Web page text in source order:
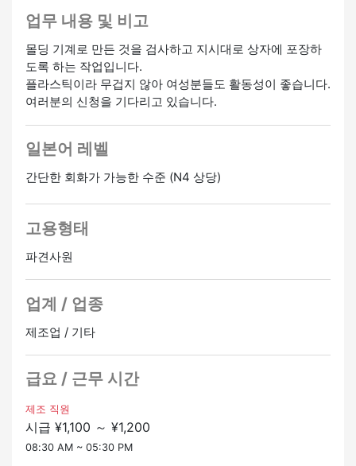
모든 것이 원하는대로 될 수는 없지만 협상이 가능합니다.
▼ 정시에 맞았든 오래 됐든...
라이프 스타일에 따라 정시 (8시간) 또는 초과근무 (최대 3
시간) 를 할 수 있습니다.
업무 내용 및 비고
몰딩 기계로 만든 것을 검사하고 지시대로 상자에 포장하
도록 하는 작업입니다.
플라스틱이라 무겁지 않아 여성분들도 활동성이 좋습니다.
여러분의 신청을 기다리고 있습니다.
일본어 레벨
간단한 회화가 가능한 수준 (N4 상당)
고용형태
파견사원
업계 / 업종
제조업 / 기타
급요 / 근무 시간
제조 직원
시급 ¥1,100 ～ ¥1,200
08:30 AM ~ 05:30 PM